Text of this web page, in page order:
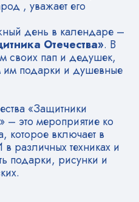
, уважает его
день в календаре –
Отечества». В
своих пап и дедушек,
им подарки и душевные
«Защитники
– это мероприятие ко
которое включает в
различных техниках и
подарки, рисунки и